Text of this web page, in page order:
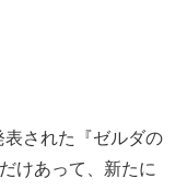
された『ゼルダの
けあって、新たに